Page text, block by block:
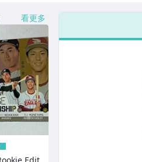
看更多